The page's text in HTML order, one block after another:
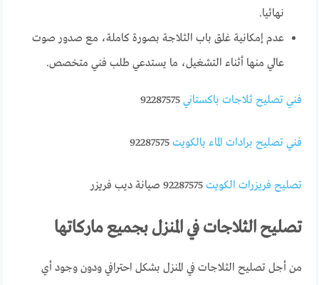
نهائيا.
عدم إمكانية غلق باب الثلاجة بصورة كاملة، مع صدور صوت
عالي منها أثناء التشغيل، ما يستدعي طلب فني متخصص.
فني تصليح ثلاجات باكستاني 92287575
فني تصليح برادات الماء بالكويت92287575
تصليح فريزرات الكويت 92287575 صيانة ديب فريزر
تصليح الثلاجات في المنزل بجميع ماركاتها
من أجل تصليح الثلاجات في المنزل بشكل احترافي ودون وجود أي